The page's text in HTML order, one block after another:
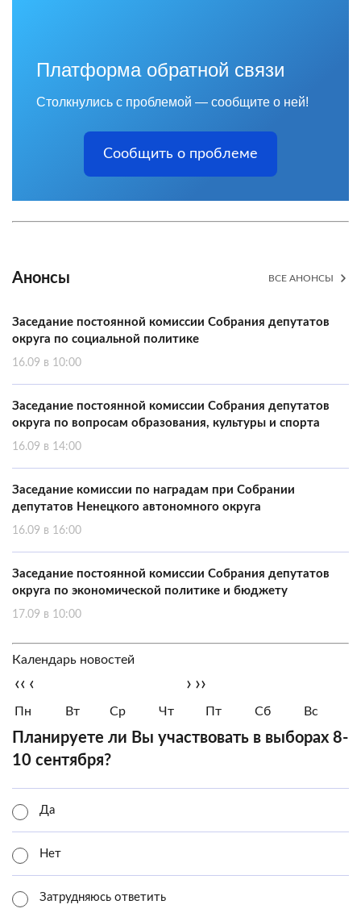
Платформа обратной связи
Столкнулись с проблемой — сообщите о ней!
Сообщить о проблеме
Анонсы ВСЕ АНОНСЫ
Заседание постоянной комиссии Собрания депутатов
округа по социальной политике
16.09 в 10:00
Заседание постоянной комиссии Собрания депутатов
округа по вопросам образования, культуры и спорта
16.09 в 14:00
Заседание комиссии по наградам при Собрании
депутатов Ненецкого автономного округа
16.09 в 16:00
Заседание постоянной комиссии Собрания депутатов
округа по экономической политике и бюджету
17.09 в 10:00
Календарь новостей
‹‹ ‹ › ››
Пн Вт Ср Чт Пт Сб Вс
Планируете ли Вы участвовать в выборах 8-
10 сентября?
Да
Нет
Затрудняюсь ответить